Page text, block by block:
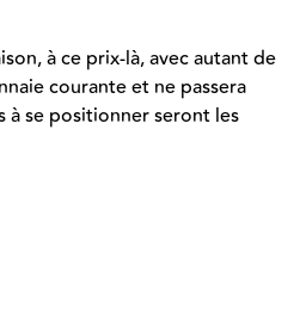
à ce prix-là, avec autant de
courante et ne passera
à se positionner seront les